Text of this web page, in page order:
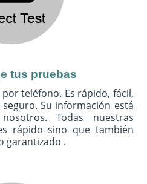
tus pruebas
teléfono. Es rápido, fácil,
Su información está
Todas nuestras
rápido sino que también
garantizado .